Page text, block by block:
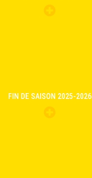
FIN DE SAISON 2025-2026